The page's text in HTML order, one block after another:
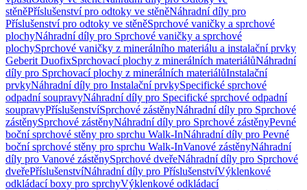
stěněPříslušenství pro odtoky ve stěněNáhradní díly pro
Příslušenství pro odtoky ve stěněSprchové vaničky a sprchové
plochyNáhradní díly pro Sprchové vaničky a sprchové
plochySprchové vaničky z minerálního materiálu a instalační prvky
Geberit DuofixSprchovací plochy z minerálních materiálůNáhradní
díly pro Sprchovací plochy z minerálních materiálůInstalační
prvkyNáhradní díly pro Instalační prvkySpecifické sprchové
odpadní soupravyNáhradní díly pro Specifické sprchové odpadní
soupravyPříslušenstvíSprchové zástěnyNáhradní díly pro Sprchové
zástěnySprchové zástěnyNáhradní díly pro Sprchové zástěnyPevné
boční sprchové stěny pro sprchu Walk-InNáhradní díly pro Pevné
boční sprchové stěny pro sprchu Walk-InVanové zástěnyNáhradní
díly pro Vanové zástěnySprchové dveřeNáhradní díly pro Sprchové
dveřePříslušenstvíNáhradní díly pro PříslušenstvíVýklenkové
odkládací boxy pro sprchyVýklenkové odkládací